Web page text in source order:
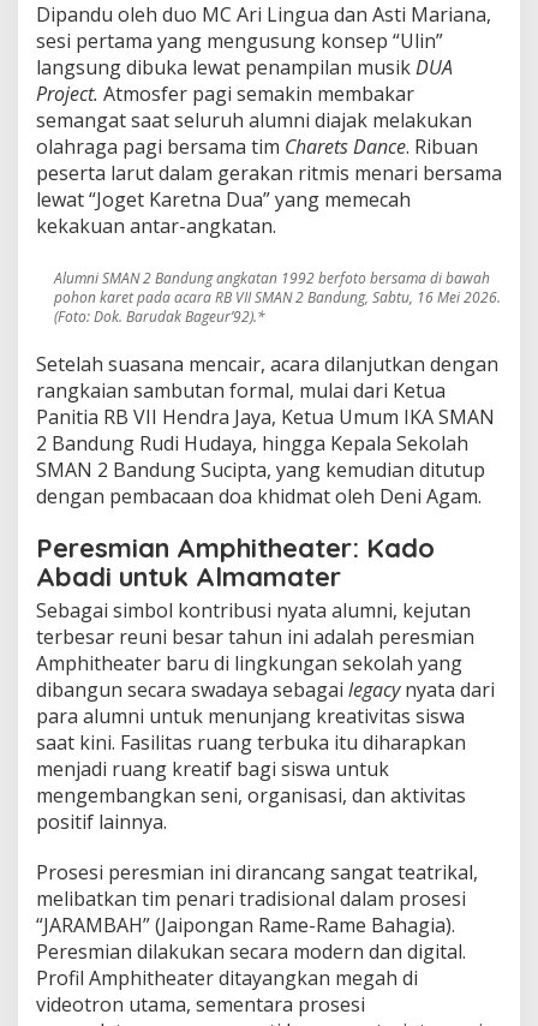
i
h
a
m
p
e
l
a
s
Dipandu oleh duo MC Ari Lingua dan Asti Mariana,
sesi pertama yang mengusung konsep “Ulin”
langsung dibuka lewat penampilan musikDUA
Project. Atmosfer pagi semakin membakar
semangat saat seluruh alumni diajak melakukan
olahraga pagi bersama tim Charets Dance. Ribuan
peserta larut dalam gerakan ritmis menari bersama
lewat “Joget Karetna Dua” yang memecah
kekakuan antar-angkatan.
Alumni SMAN 2 Bandung angkatan 1992 berfoto bersama di bawah
pohon karet pada acara RB VII SMAN 2 Bandung, Sabtu, 16 Mei 2026.
(Foto: Dok. Barudak Bageur’92).*
Setelah suasana mencair, acara dilanjutkan dengan
rangkaian sambutan formal, mulai dari Ketua
Panitia RB VII Hendra Jaya, Ketua Umum IKA SMAN
2 Bandung Rudi Hudaya, hingga Kepala Sekolah
SMAN 2 Bandung Sucipta, yang kemudian ditutup
dengan pembacaan doa khidmat oleh Deni Agam.
Peresmian Amphitheater: Kado
Abadi untuk Almamater
Sebagai simbol kontribusi nyata alumni, kejutan
terbesar reuni besar tahun ini adalah peresmian
Amphitheater baru di lingkungan sekolah yang
dibangun secara swadaya sebagai legacynyata dari
para alumni untuk menunjang kreativitas siswa
saat kini. Fasilitas ruang terbuka itu diharapkan
menjadi ruang kreatif bagi siswa untuk
mengembangkan seni, organisasi, dan aktivitas
positif lainnya.
Prosesi peresmian ini dirancang sangat teatrikal,
melibatkan tim penari tradisional dalam prosesi
“JARAMBAH” (Jaipongan Rame-Rame Bahagia).
Peresmian dilakukan secara modern dan digital.
Profil Amphitheater ditayangkan megah di
videotron utama, sementara prosesi